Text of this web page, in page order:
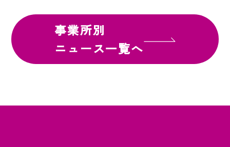
事業所別
ニュース一覧へ